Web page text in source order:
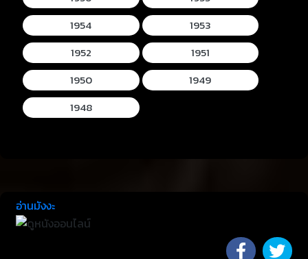
1954
1953
1952
1951
1950
1949
1948
อ่านมังงะ